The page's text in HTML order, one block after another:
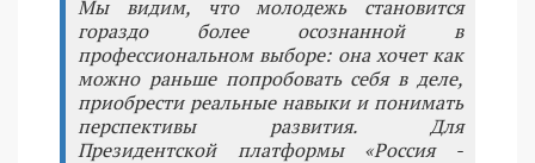
Мы видим, что молодежь становится
гораздо более осознанной в
профессиональном выборе: она хочет как
можно раньше попробовать себя в деле,
приобрести реальные навыки и понимать
перспективы развития. Для
Президентской платформы «Россия -